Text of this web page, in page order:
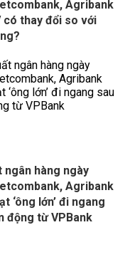
Agribank
có thay đổi so với
ngân hàng ngày
Agribank
‘ông lớn’ đi ngang
động từ VPBank